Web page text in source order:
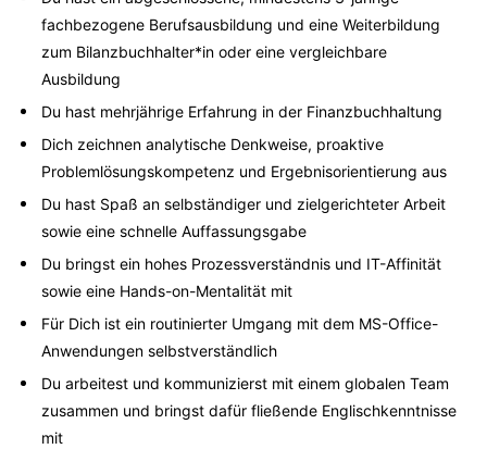
fachbezogene Berufsausbildung und eine Weiterbildung
zum Bilanzbuchhalter*in oder eine vergleichbare
Ausbildung
Du hast mehrjährige Erfahrung in der Finanzbuchhaltung
Dich zeichnen analytische Denkweise, proaktive
Problemlösungskompetenz und Ergebnisorientierung aus
Du hast Spaß an selbständiger und zielgerichteter Arbeit
sowie eine schnelle Auffassungsgabe
Du bringst ein hohes Prozessverständnis und IT-Affinität
sowie eine Hands-on-Mentalität mit
Für Dich ist ein routinierter Umgang mit dem MS-Office-
Anwendungen selbstverständlich
Du arbeitest und kommunizierst mit einem globalen Team
zusammen und bringst dafür fließende Englischkenntnisse
mit